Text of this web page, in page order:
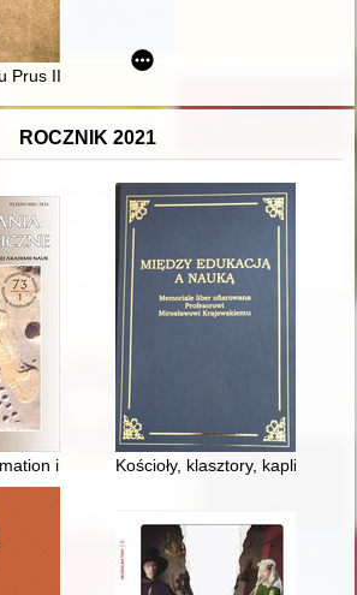
Prus III z ziemi ciechanowskiej w
ROCZNIK 2021
in Targowisko microregion : trends of
Kościoły, klasztory, kaplice :